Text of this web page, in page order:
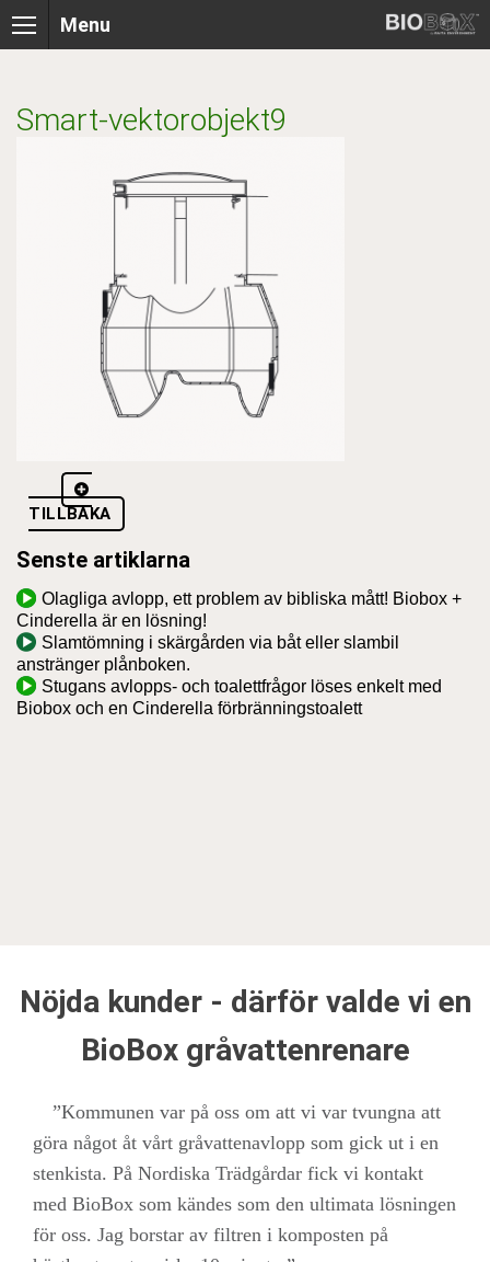
Menu
Smart-vektorobjekt9
TILLBAKA
Senste artiklarna
Olagliga avlopp, ett problem av bibliska mått! Biobox +
Cinderella är en lösning!
Slamtömning i skärgården via båt eller slambil
anstränger plånboken.
Stugans avlopps- och toalettfrågor löses enkelt med
Biobox och en Cinderella förbränningstoalett
Nöjda kunder - därför valde vi en
BioBox gråvattenrenare
”Kommunen var på oss om att vi var tvungna att
göra något åt vårt gråvattenavlopp som gick ut i en
stenkista. På Nordiska Trädgårdar fick vi kontakt
med BioBox som kändes som den ultimata lösningen
för oss. Jag borstar av filtren i komposten på